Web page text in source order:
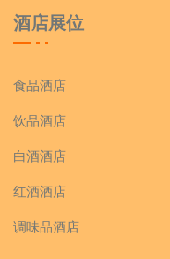
酒店展位
食品酒店
饮品酒店
白酒酒店
红酒酒店
调味品酒店